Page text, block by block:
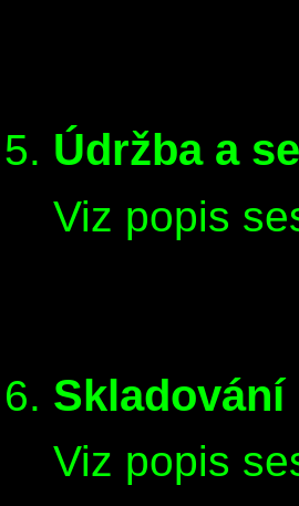
Údržba a
Viz popis
Skladování
Viz popis